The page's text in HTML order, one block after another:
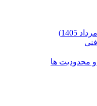
و محدودیت ها